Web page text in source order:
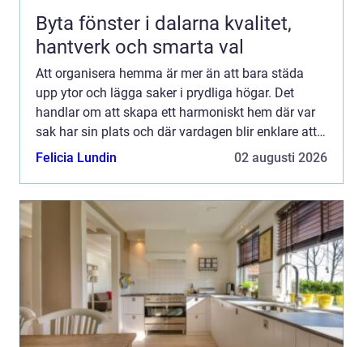
Byta fönster i dalarna kvalitet,
hantverk och smarta val
Att organisera hemma är mer än att bara städa
upp ytor och lägga saker i prydliga högar. Det
handlar om att skapa ett harmoniskt hem där var
sak har sin plats och där vardagen blir enklare att
hantera. För m&ar...
Felicia Lundin 02 augusti 2026